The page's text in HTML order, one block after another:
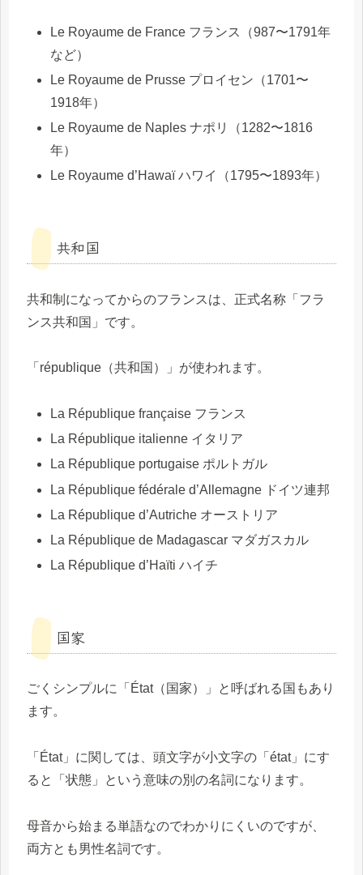
Le Royaume de France フランス（987〜1791年
など）
Le Royaume de Prusse プロイセン（1701〜
1918年）
Le Royaume de Naples ナポリ（1282〜1816
年）
Le Royaume d’Hawaï ハワイ（1795〜1893年）
共和国
共和制になってからのフランスは、正式名称「フラ
ンス共和国」です。
「république（共和国）」が使われます。
La République française フランス
La République italienne イタリア
La République portugaise ポルトガル
La République fédérale d’Allemagne ドイツ連邦
La République d’Autriche オーストリア
La République de Madagascar マダガスカル
La République d’Haïti ハイチ
国家
ごくシンプルに「État（国家）」と呼ばれる国もあり
ます。
「État」に関しては、頭文字が小文字の「état」にす
ると「状態」という意味の別の名詞になります。
母音から始まる単語なのでわかりにくいのですが、
両方とも男性名詞です。